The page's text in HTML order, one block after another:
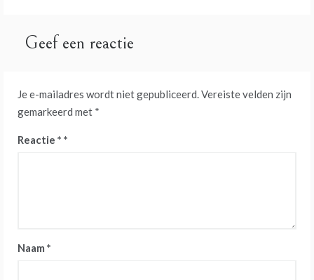
Geef een reactie
Je e-mailadres wordt niet gepubliceerd.Vereiste velden zijn
gemarkeerd met *
Reactie *
Naam *